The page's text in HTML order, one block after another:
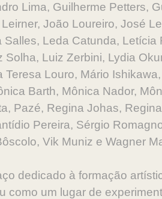
Lima, Guilherme Petters,
João Loureiro, José
Leda Catunda, Letícia
Luiz Zerbini, Lydia
Louro, Mário
Barth, Mônica Nador,
Pazé, Regina Johas,
Pereira, Sérgio
Vik Muniz e Wagner
dedicado à formação
um lugar de